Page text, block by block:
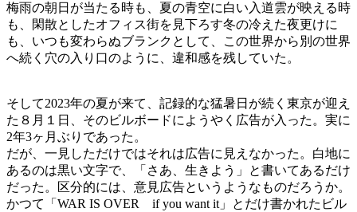
梅雨の朝日が当たる時も、夏の青空に白い入道雲が映える時
も、閑散としたオフィス街を見下ろす冬の冷えた夜更けに
も、いつも変わらぬブランクとして、この世界から別の世界
へ続く穴の入り口のように、違和感を残していた。
そして2023年の夏が来て、記録的な猛暑日が続く東京が迎え
た８月１日、そのビルボードにようやく広告が入った。実に
2年3ヶ月ぶりであった。
だが、一見しただけではそれは広告に見えなかった。白地に
あるのは黒い文字で、「さあ、生きよう」と書いてあるだけ
だった。区分的には、意見広告というようなものだろうか。
かつて「WAR IS OVER if you want it」とだけ書かれたビル